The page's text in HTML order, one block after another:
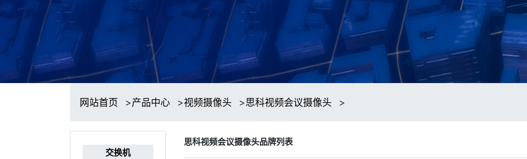
网站首页 >产品中心 >视频摄像头 >思科视频会议摄像头 >
交换机
思科视频会议摄像头品牌列表